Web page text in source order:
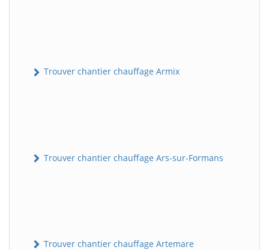
Trouver chantier chauffage Armix
Trouver chantier chauffage Ars-sur-Formans
Trouver chantier chauffage Artemare